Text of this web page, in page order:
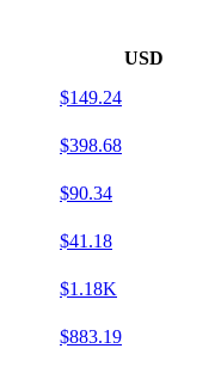
USD
$149.24
$398.68
$90.34
$41.18
$1.18K
$883.19